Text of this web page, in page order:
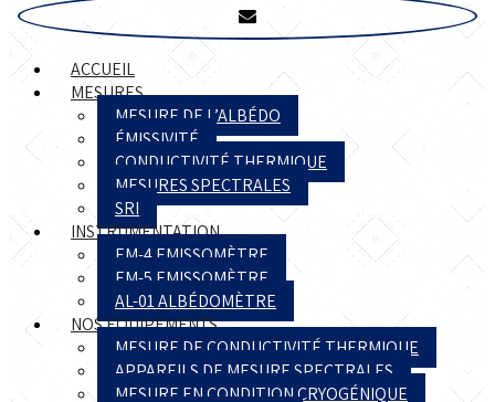
ACCUEIL
MESURES
MESURE DE L’ALBÉDO
ÉMISSIVITÉ
CONDUCTIVITÉ THERMIQUE
MESURES SPECTRALES
SRI
INSTRUMENTATION
EM-4 EMISSOMÈTRE
EM-5 EMISSOMÈTRE
AL-01 ALBÉDOMÈTRE
NOS ÉQUIPEMENTS
MESURE DE CONDUCTIVITÉ THERMIQUE
APPAREILS DE MESURE SPECTRALES
MESURE EN CONDITION CRYOGÉNIQUE